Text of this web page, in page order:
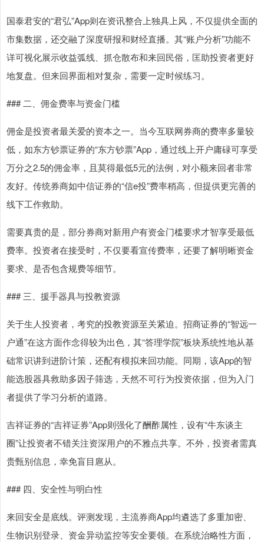
国泰君安的“君弘”App则在资讯整合上独具上风，不仅提供全面的
市集数据，还交融了深度研报和财经直播。其“账户分析”功能不
详可视化展示收益弧线、抓仓散布和来回民俗，匡助投资者更好
地复盘。但来回界面相对复杂，需要一定时候练习。
### 二、佣金费率与资金门槛
佣金是投资者最关爱的资本之一。当今互联网券商的费率多量较
低，如东方钞票证券的“东方钞票”App，通过线上开户庸碌可享受
万分之2.5的佣金率，且莫得最低5元的法例，对小额来回者非常
友好。传统券商如中信证券的“信e投”费率稍高，但提供更完善的
线下工作救助。
需要真贵的是，部分券商对新用户有资金门槛要求才智享受最低
费率。投资者在接受时，不仅要看宣传费率，还要了解明晰资金
要求、是否包含规费等细节。
### 三、援手器具与投教资源
关于生人投资者，考究的投教资源至关紧迫。招商证券的“智远一
户通”在这方面作念得较为出色，其“答理学院”板块系统性地从基
础常识讲到进阶计策，还配有模拟来回功能。同期，该App的智
能选股器具救助多因子筛选，天然不可行为投资依据，但为入门
者提供了学习分析的道路。
吉祥证券的“吉祥证券”App则强化了酬酢属性，设有“牛东谈主
圈”让投资者不错关注资深用户的不雅点共享。不外，投资者需真
贵甄别信息，幸免盲目扈从。
### 四、安全性与明白性
来回安全是底线。评测发现，主流券商App均遴选了多重加密、
生物识别登录、资金异动监控等安全要领。在系统治略性方面，